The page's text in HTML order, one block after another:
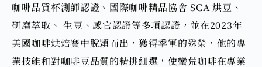
咖啡品質杯測師認證、國際咖啡精品協會 SCA 烘豆、
研磨萃取、 生豆、感官認證等多項認證，並在2023年
美國咖啡烘焙賽中脫穎而出，獲得季軍的殊榮，他的專
業技能和對咖啡豆品質的精挑細選，使蠻荒咖啡在專業